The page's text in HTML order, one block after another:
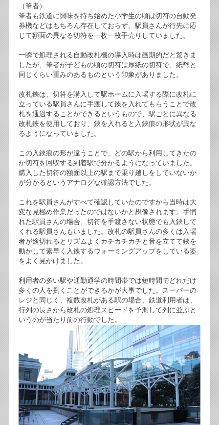
（筆者）
筆者も鉄道に興味を持ち始めた小学生の頃は切符の自動発
券機などはもちろん存在しておらず、駅員さんが行先に応
じて額面の異なる切符を一枚一枚手売りしていました。
一瞬で処理される自動改札機の導入時は画期的だと驚きま
したが、筆者が子どもの頃の切符は厚紙の切符で、紙幣と
同じくらい重みのあるものという印象がありました。
改札鋏は、切符を購入して駅ホームに入場する際に改札に
立っている駅員さんに手渡して鋏を入れてもらうことで改
札を通過することができるというもので、駅ごとに異なる
改札鋏を使用しており、鋏を入れると入鋏痕の形状が異な
るようになっていました。
この入鋏痕の形が違うことで、どの駅から利用してきたの
か切符を回収する到着駅で分かるようになっていました。
購入した切符の額面以上の駅まで乗り越しをしていないか
が分かるというアナログな確認方法でした。
これを駅員さんがすべて確認していたのですから当時は大
変な見極め作業だったのではないかと想像されます。手慣
れた駅員さんの場合、切符を手渡さない状態でも入鋏して
くれる駅員さんもいました。改札の駅員さんの多くは入場
者が途切れるとリズムよくカチカチカチと音を立てて鋏を
動かして素早く入鋏するウォーミングアップをしている姿
をよく見かけました。
利用者の多い駅や通勤通学の時間帯では短時間でどれだけ
多くの人を捌くことができるかが大事でした。スーパーの
レジと同じく、複数改札がある駅の場合、鉄道利用者は、
行列の長さから改札の処理スピードを予測して列に並ぶと
いうのが当たり前の行動でした。